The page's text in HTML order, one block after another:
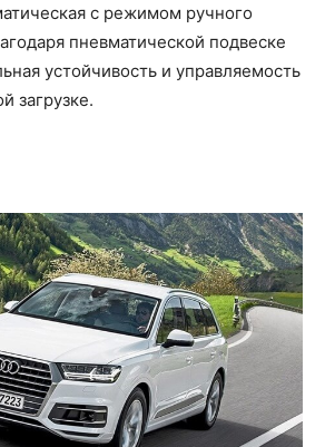
с режимом ручного
пневматической подвеске
устойчивость и управляемость
загрузке.